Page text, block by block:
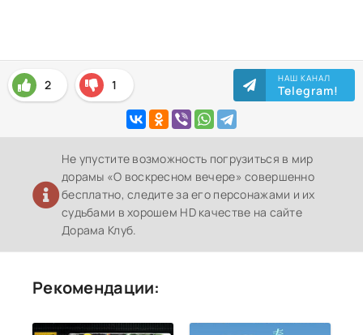
2 1 НАШ КАНАЛ
Telegram!
Не упустите возможность погрузиться в мир
дорамы «О воскресном вечере» совершенно
бесплатно, следите за его персонажами и их
судьбами в хорошем HD качестве на сайте
Дорама Клуб.
Рекомендации: